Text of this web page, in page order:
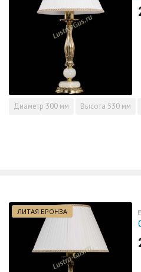
Диаметр 300 мм Высота 530 мм
ЛИТАЯ БРОНЗА